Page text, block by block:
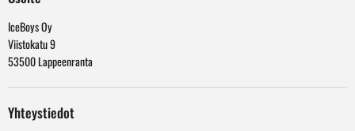
IceBoys Oy
Viistokatu 9
53500 Lappeenranta
Yhteystiedot